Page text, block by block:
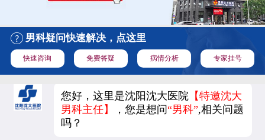
男科疑问快速解决，点这里
快速咨询 免费答疑 病情分析 专家挂号
您好，这里是沈阳沈大医院 【特邀沈大
男科主任】
，您是想问“男科”,相关问题
吗？